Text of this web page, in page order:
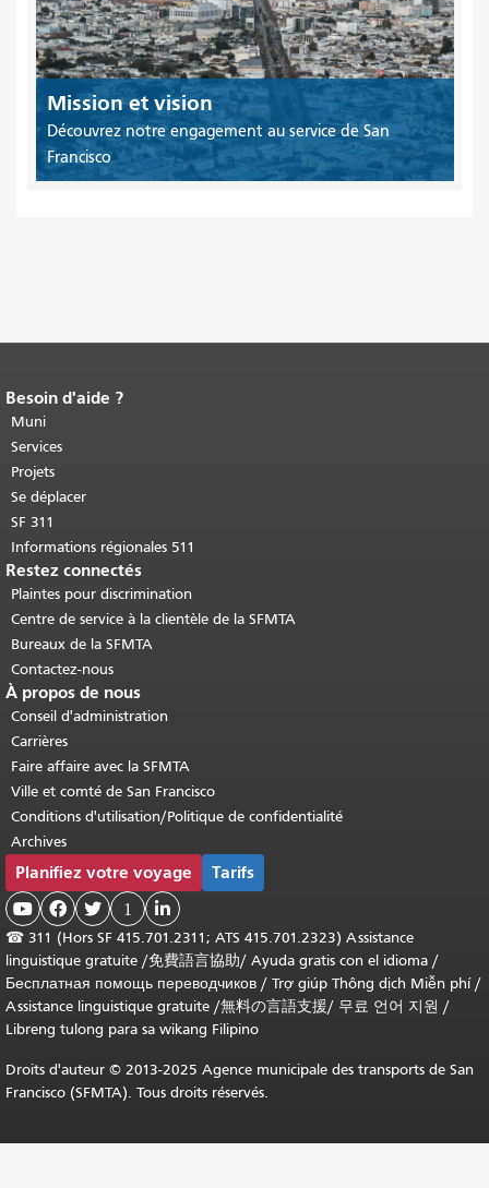
Mission et vision
Découvrez notre engagement au service de San
Francisco
Fin du contenu de la page.
cette page se répète sur chaque page.
Retour au haut du contenu principal
Besoin d'aide ?
Muni
Services
Projets
Se déplacer
SF 311
Informations régionales 511
Restez connectés
Plaintes pour discrimination
Centre de service à la clientèle de la SFMTA
Bureaux de la SFMTA
Contactez-nous
À propos de nous
Conseil d'administration
Carrières
Faire affaire avec la SFMTA
Ville et comté de San Francisco
Conditions d'utilisation/Politique de confidentialité
Archives
Planifiez votre voyage Tarifs
   1 
☎ 311 (Hors SF 415.701.2311; ATS 415.701.2323) Assistance
linguistique gratuite /免費語言協助/ Ayuda gratis con el idioma /
Бесплатная помощь переводчиков / Trợ giúp Thông dịch Miễn phí/
Assistance linguistique gratuite /無料の言語支援/ 무료 언어 지원 /
Libreng tulong para sa wikang Filipino
Droits d'auteur © 2013-2025 Agence municipale des transports de San
Francisco (SFMTA). Tous droits réservés.